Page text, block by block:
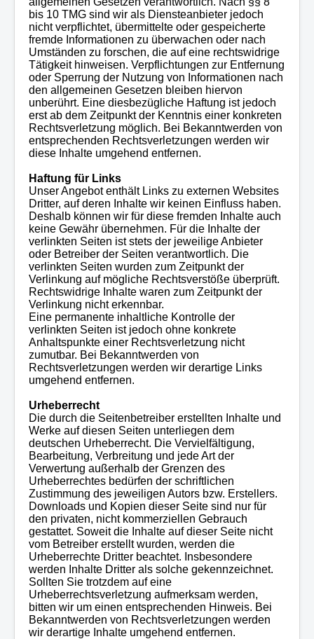
bis 10 TMG sind wir als Diensteanbieter jedoch
nicht verpflichtet, übermittelte oder gespeicherte
fremde Informationen zu überwachen oder nach
Umständen zu forschen, die auf eine rechtswidrige
Tätigkeit hinweisen. Verpflichtungen zur Entfernung
oder Sperrung der Nutzung von Informationen nach
den allgemeinen Gesetzen bleiben hiervon
unberührt. Eine diesbezügliche Haftung ist jedoch
erst ab dem Zeitpunkt der Kenntnis einer konkreten
Rechtsverletzung möglich. Bei Bekanntwerden von
entsprechenden Rechtsverletzungen werden wir
diese Inhalte umgehend entfernen.
Haftung für Links
Unser Angebot enthält Links zu externen Websites
Dritter, auf deren Inhalte wir keinen Einfluss haben.
Deshalb können wir für diese fremden Inhalte auch
keine Gewähr übernehmen. Für die Inhalte der
verlinkten Seiten ist stets der jeweilige Anbieter
oder Betreiber der Seiten verantwortlich. Die
verlinkten Seiten wurden zum Zeitpunkt der
Verlinkung auf mögliche Rechtsverstöße überprüft.
Rechtswidrige Inhalte waren zum Zeitpunkt der
Verlinkung nicht erkennbar.
Eine permanente inhaltliche Kontrolle der
verlinkten Seiten ist jedoch ohne konkrete
Anhaltspunkte einer Rechtsverletzung nicht
zumutbar. Bei Bekanntwerden von
Rechtsverletzungen werden wir derartige Links
umgehend entfernen.
Urheberrecht
Die durch die Seitenbetreiber erstellten Inhalte und
Werke auf diesen Seiten unterliegen dem
deutschen Urheberrecht. Die Vervielfältigung,
Bearbeitung, Verbreitung und jede Art der
Verwertung außerhalb der Grenzen des
Urheberrechtes bedürfen der schriftlichen
Zustimmung des jeweiligen Autors bzw. Erstellers.
Downloads und Kopien dieser Seite sind nur für
den privaten, nicht kommerziellen Gebrauch
gestattet. Soweit die Inhalte auf dieser Seite nicht
vom Betreiber erstellt wurden, werden die
Urheberrechte Dritter beachtet. Insbesondere
werden Inhalte Dritter als solche gekennzeichnet.
Sollten Sie trotzdem auf eine
Urheberrechtsverletzung aufmerksam werden,
bitten wir um einen entsprechenden Hinweis. Bei
Bekanntwerden von Rechtsverletzungen werden
wir derartige Inhalte umgehend entfernen.